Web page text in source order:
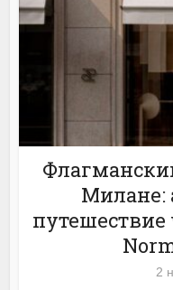
Милане:
путешествие
2